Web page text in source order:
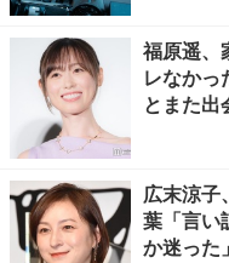
福原遥、
レなかっ
とまた出
広末涼子
葉「言い
か迷った」